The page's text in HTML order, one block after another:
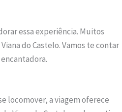
essa experiência. Muitos
do Castelo. Vamos te contar
locomover, a viagem oferece